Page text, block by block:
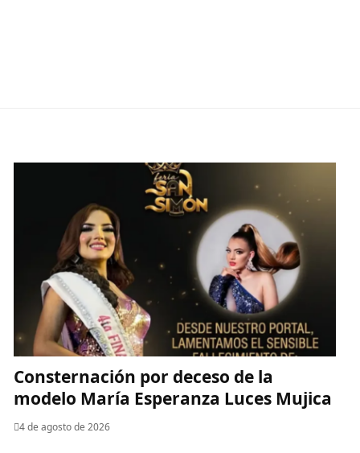
Consternación por deceso de la
modelo María Esperanza Luces Mujica
4 de agosto de 2026